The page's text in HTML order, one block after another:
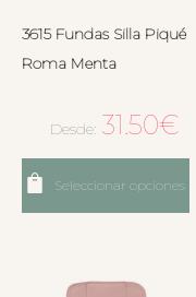
3615 Fundas Silla Piqué
Roma Menta
Desde: 31.50€
Seleccionar opciones